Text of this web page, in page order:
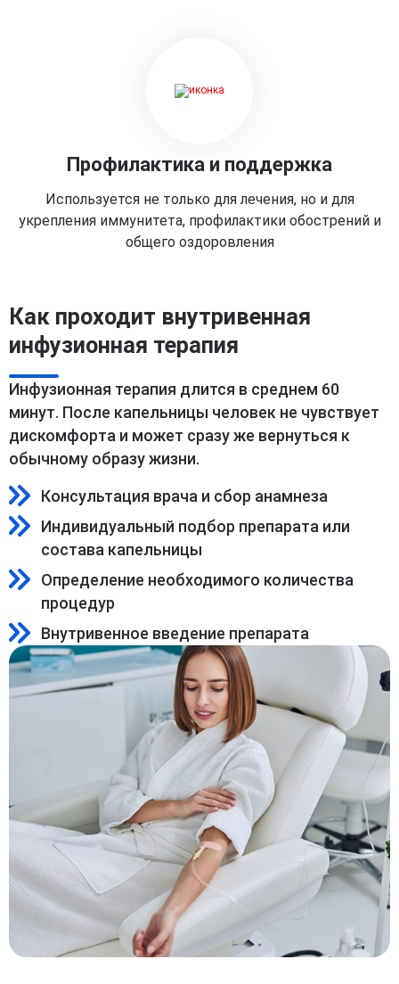
Профилактика и поддержка
Используется не только для лечения, но и для
укрепления иммунитета, профилактики обострений и
общего оздоровления
Как проходит внутривенная
инфузионная терапия
Инфузионная терапия длится в среднем 60
минут. После капельницы человек не чувствует
дискомфорта и может сразу же вернуться к
обычному образу жизни.
Консультация врача и сбор анамнеза
Индивидуальный подбор препарата или
состава капельницы
Определение необходимого количества
процедур
Внутривенное введение препарата